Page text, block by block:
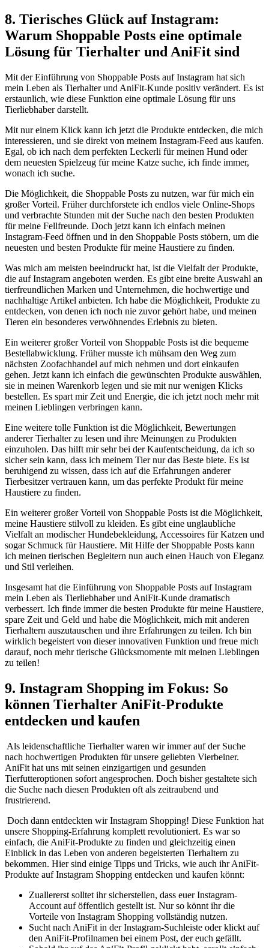
8. Tierisches Glück auf Instagram:​
Warum⁢ Shoppable Posts eine ⁤optimale
Lösung für Tierhalter und AniFit ⁢sind
Mit der‌ Einführung von​ Shoppable Posts auf Instagram​ hat ⁣sich
mein‍ Leben als Tierhalter und AniFit-Kunde positiv ⁤verändert. Es ist
erstaunlich, wie diese Funktion eine optimale ⁤Lösung für uns
Tierliebhaber darstellt.
Mit nur einem Klick kann ich ‍jetzt die Produkte entdecken, die mich
interessieren, ⁤und sie direkt von meinem Instagram-Feed aus kaufen.⁣
Egal,‌ ob ich nach dem perfekten Leckerli für meinen ⁢Hund oder⁢
dem neuesten Spielzeug für meine Katze ‌suche,⁤ ich finde ⁣immer,⁣
wonach ⁣ich suche.
Die⁣ Möglichkeit, ‌die Shoppable Posts zu nutzen, war für mich ein
großer Vorteil. Früher durchforstete ich endlos viele Online-Shops‍
und verbrachte ⁢Stunden mit⁢ der Suche nach ​den besten Produkten
für meine​ Fellfreunde. Doch jetzt ​kann ich⁤ einfach meinen
Instagram-Feed öffnen und⁢ in den Shoppable⁣ Posts stöbern, um die
neuesten ‌und besten Produkte für⁣ meine ‌Haustiere zu⁣ finden.
Was mich‌ am ‌meisten beeindruckt hat, ⁤ist die Vielfalt der Produkte,
die auf Instagram angeboten werden. Es ⁢gibt eine breite Auswahl an
tierfreundlichen Marken⁣ und Unternehmen, die hochwertige ⁤und
nachhaltige Artikel ​anbieten. Ich habe‍ die ⁤Möglichkeit, Produkte zu
entdecken, von denen⁤ ich ​noch ​nie zuvor gehört ⁤habe, und meinen
Tieren ein⁤ besonderes verwöhnendes Erlebnis zu bieten.
Ein weiterer großer Vorteil von Shoppable Posts ist ⁢die⁢ bequeme⁣
Bestellabwicklung. Früher musste ​ich mühsam den Weg zum
nächsten ‍Zoofachhandel​ auf mich nehmen und dort einkaufen⁤
gehen. Jetzt kann ich‍ einfach die gewünschten Produkte auswählen,
⁢sie in meinen Warenkorb legen und‌ sie mit nur ⁤wenigen Klicks
⁤bestellen. ‌Es spart mir Zeit und Energie,‍ die ich​ jetzt noch mehr mit
meinen‌ Lieblingen verbringen kann.
Eine weitere‍ tolle Funktion ist ⁤die Möglichkeit, Bewertungen
anderer Tierhalter zu lesen und ihre Meinungen zu ⁣Produkten
‌einzuholen. Das hilft mir sehr bei der Kaufentscheidung, da ich ⁣so
sicher sein kann, dass ich meinem Tier nur das Beste biete. Es ist
⁤beruhigend zu wissen, dass ich auf die Erfahrungen anderer
Tierbesitzer vertrauen kann, ⁢um das perfekte Produkt für meine⁢
Haustiere‍ zu ⁤finden.
Ein weiterer großer ⁣Vorteil von Shoppable ⁢Posts‍ ist die Möglichkeit,
meine Haustiere stilvoll zu kleiden. Es gibt eine unglaubliche
Vielfalt an​ modischer Hundebekleidung, Accessoires ‌für Katzen ‌und
sogar Schmuck für Haustiere.‍ Mit Hilfe der ⁢Shoppable Posts kann
⁢ich meinen tierischen⁤ Begleitern nun auch einen Hauch von ‍Eleganz
und ‌Stil verleihen.
Insgesamt hat die Einführung ⁣von Shoppable Posts auf‌ Instagram
⁤mein ⁢Leben als Tierliebhaber und AniFit-Kunde dramatisch
verbessert. Ich ​finde immer die besten Produkte für meine Haustiere,⁣
spare Zeit ​und Geld und habe die Möglichkeit, mich mit anderen
Tierhaltern auszutauschen⁤ und ihre Erfahrungen zu‌ teilen. Ich bin⁤
wirklich begeistert von dieser innovativen Funktion ​und freue‌ mich
darauf, noch mehr tierische Glücksmomente mit meinen Lieblingen
zu teilen!
9. Instagram Shopping im Fokus: So
können Tierhalter AniFit-Produkte
entdecken und kaufen
‍​ Als leidenschaftliche Tierhalter waren wir⁢ immer‍ auf der‍ Suche
nach ​hochwertigen Produkten für unsere geliebten ⁢Vierbeiner.
AniFit hat uns mit seinen einzigartigen und gesunden
Tierfutteroptionen sofort⁣ angesprochen. Doch bisher gestaltete sich
‌die Suche nach‌ diesen Produkten ⁣oft als‍ zeitraubend und
frustrierend.
‌ Doch dann entdeckten⁣ wir Instagram Shopping! Diese ⁤Funktion hat‍
unsere Shopping-Erfahrung komplett revolutioniert.⁤ Es war so
einfach, die AniFit-Produkte zu finden und gleichzeitig einen ​
Einblick in das⁤ Leben von​ anderen begeisterten Tierhaltern zu
bekommen. Hier sind einige⁢ Tipps ⁣und ⁤Tricks, wie‌ auch ihr AniFit-
Produkte ⁣auf Instagram Shopping entdecken und kaufen könnt:
Zuallererst solltet ihr sicherstellen, dass euer​ Instagram-
Account‌ auf öffentlich‍ gestellt ist. Nur so ⁣könnt ihr die‍
Vorteile von Instagram Shopping vollständig⁤ nutzen.
Sucht nach AniFit in der Instagram-Suchleiste oder‍ klickt ‍auf
den AniFit-Profilnamen bei einem ‍Post, ⁣der euch gefällt.